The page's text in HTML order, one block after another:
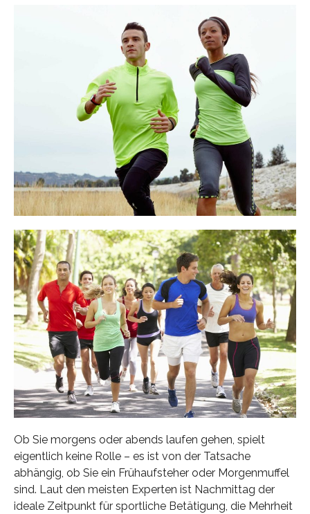
Ob Sie morgens oder abends laufen gehen, spielt
eigentlich keine Rolle – es ist von der Tatsache
abhängig, ob Sie ein Frühaufsteher oder Morgenmuffel
sind. Laut den meisten Experten ist Nachmittag der
ideale Zeitpunkt für sportliche Betätigung, die Mehrheit